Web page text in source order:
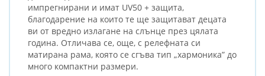
импрегнирани и имат UV50 + защита,
благодарение на които те ще защитават децата
ви от вредно излагане на слънце през цялата
година. Отличава се, още, с релефната си
матирана рама, която се сгъва тип „хармоника” до
много компактни размери.